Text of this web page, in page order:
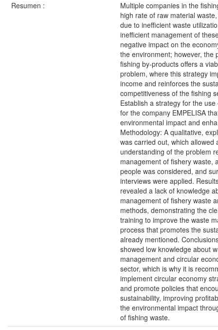
Resumen :
Multiple companies in the
high rate of raw material
due to inefficient waste
inefficient management of
negative impact on the
the environment; however, the
fishing by-products offers a
problem, where this strategy
income and reinforces the
competitiveness of the fishing
Establish a strategy for the
for the company EMPELISA
environmental impact and
Methodology: A qualitative,
was carried out, which allowed
understanding of the problem
management of fishery waste,
people was considered, and
interviews were applied.
revealed a lack of knowledge
management of fishery waste
methods, demonstrating the
training to improve the waste
process that promotes the
already mentioned.
showed low knowledge about
management and circular
sector, which is why it is
implement circular economy
and promote policies that
sustainability, improving
the environmental impact
of fishing waste.